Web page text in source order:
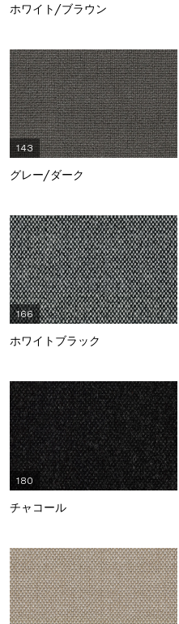
ホワイト/ブラウン
143
グレー/ダーク
166
ホワイトブラック
180
チャコール